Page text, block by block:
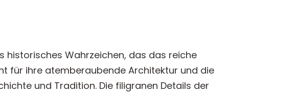
historisches Wahrzeichen, das das reiche
für ihre atemberaubende Architektur und die
und Tradition. Die filigranen Details der